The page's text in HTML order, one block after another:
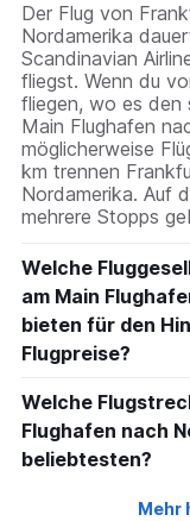
Der Flug von
Nordamerika
Scandinavian
fliegst. Wenn du
fliegen, wo es den
Main Flughafen
möglicherweise
km trennen
Nordamerika. Auf
mehrere Stopps
Welche
am Main
bieten für den
Flugpreise?
Welche
Flughafen nach
beliebtesten?
Mehr